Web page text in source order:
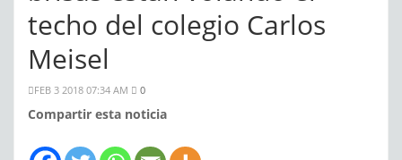
techo del colegio Carlos
Meisel
FEB 3 2018 07:34 AM 0
Compartir esta noticia